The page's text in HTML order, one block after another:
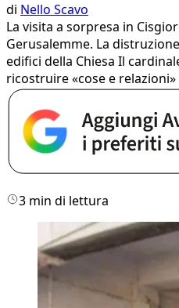
di Nello Scavo
La visita a sorpresa in
Gerusalemme. La
edifici della Chiesa Il
ricostruire «cose e relazioni»
3 min di lettura